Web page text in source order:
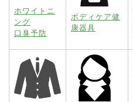
ホワイトニ
ング
口臭予防
ボディケア健
康器具